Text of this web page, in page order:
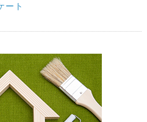
ート